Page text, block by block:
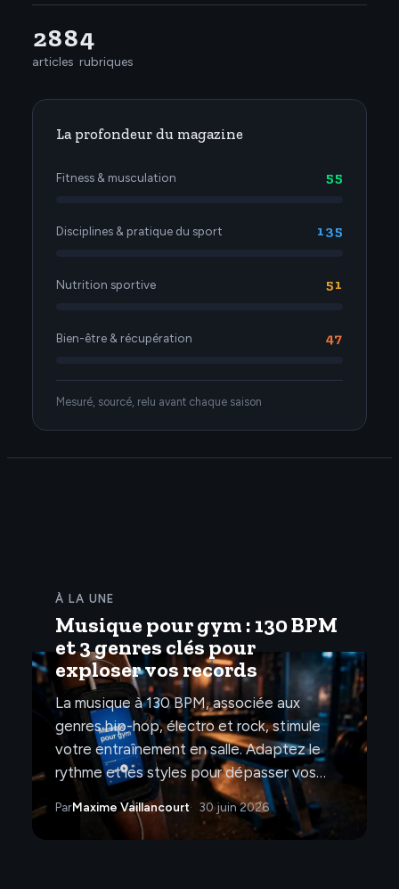
288
articles
4
rubriques
La profondeur du magazine
Fitness & musculation 55
Disciplines & pratique du sport 135
Nutrition sportive 51
Bien-être & récupération 47
Mesuré, sourcé, relu avant chaque saison
À LA UNE
Musique pour gym : 130 BPM
et 3 genres clés pour
exploser vos records
La musique à 130 BPM, associée aux
genres hip-hop, électro et rock, stimule
votre entraînement en salle. Adaptez le
rythme et les styles pour dépasser vos…
ParMaxime Vaillancourt 30 juin 2026